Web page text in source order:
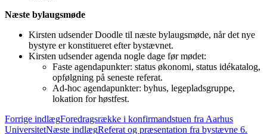
Næste bylaugsmøde
Kirsten udsender Doodle til næste bylaugsmøde, når det nye
bystyre er konstitueret efter bystævnet.
Kirsten udsender agenda nogle dage før mødet:
Faste agendapunkter: status økonomi, status idékatalog,
opfølgning på seneste referat.
Ad-hoc agendapunkter: byhus, legepladsgruppe,
lokation for høstfest.
Indlægsnavigation
Forrige indlægForedragsrække i konfirmandstuen fra Aarhus
UniversitetNæste indlægReferat og præsentation fra bystævne 6.